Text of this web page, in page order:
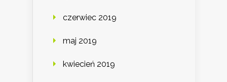
czerwiec 2019
maj 2019
kwiecień 2019